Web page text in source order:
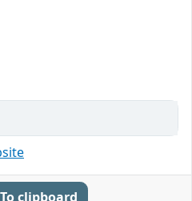
To clipboard